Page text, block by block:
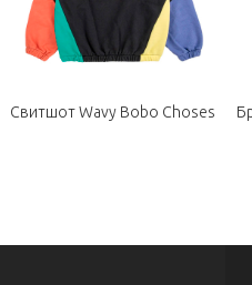
Свитшот Wavy Bobo Choses